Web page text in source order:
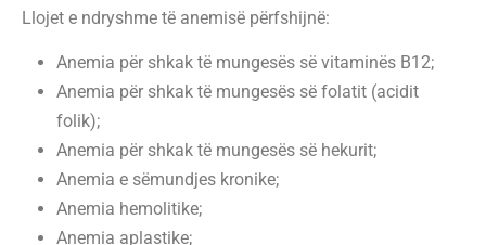
Llojet e ndryshme të anemisë përfshijnë:
Anemia për shkak të mungesës së vitaminës B12;
Anemia për shkak të mungesës së folatit (acidit
folik);
Anemia për shkak të mungesës së hekurit;
Anemia e sëmundjes kronike;
Anemia hemolitike;
Anemia aplastike;